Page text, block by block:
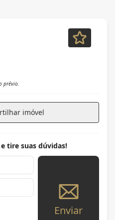
prévio.
imóvel
tire suas dúvidas!
Enviar